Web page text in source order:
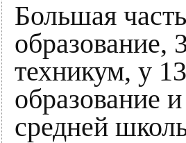
Большая
техникум, у
образование
средней